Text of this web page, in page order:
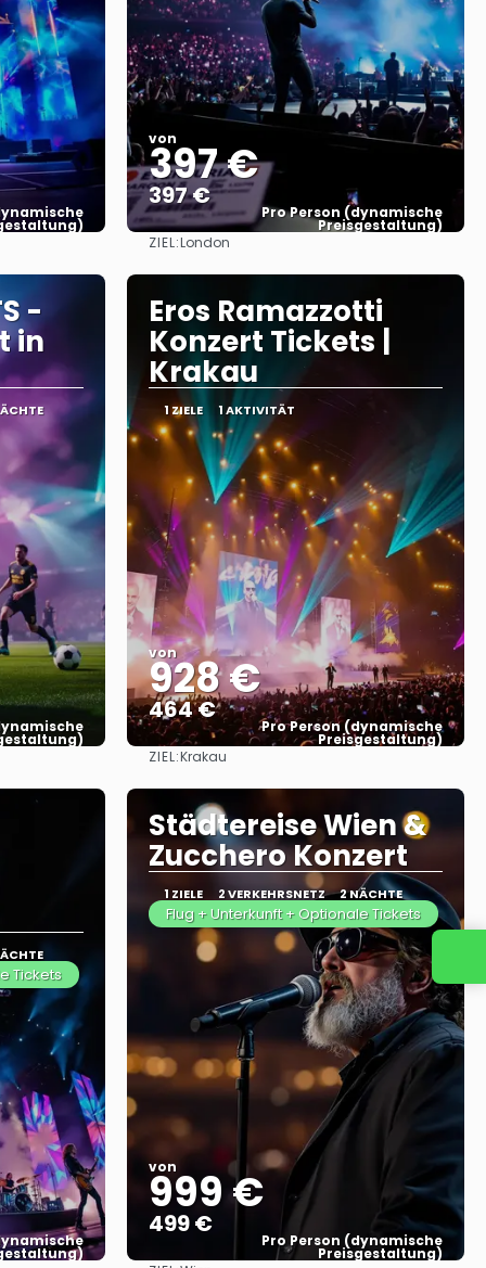
von
397 €
397 €
Pro Person (dynamische
Preisgestaltung)
ZIEL:London
-
in
Eros Ramazzotti
Konzert Tickets |
Krakau
1 ZIELE 1 AKTIVITÄT
von
928 €
464 €
Pro Person (dynamische
Preisgestaltung)
ZIEL:Krakau
Tickets
Städtereise Wien &
Zucchero Konzert
1 ZIELE 2 VERKEHRSNETZ 2 NÄCHTE
Flug + Unterkunft + Optionale Tickets
von
999 €
499 €
Pro Person (dynamische
Preisgestaltung)